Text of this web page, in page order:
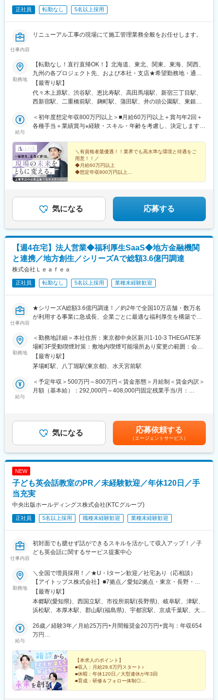
・インフラ環境（実行環境）：Salesforce Commerce Cloud、
Salesforce Platform、Node.js、AWS、GCP
・IDE/統合開発環境：VSCode
・ソースコード管理ツール：BitBucket、GitHub
・その他ツール（案件による）：Microsoft365、Teams、
■募集背景：
当部署はECサイト構築を中心に事業展開しており、現在国内だけ
でなく海外展開を図る新規案件が増えているため、体制強化のた
めの募集です。上場を目指しており、社全体としても事業・組織
て牽引いただける方をお待ちしています。
・東北～関東圏の方であれば基本フルリモート勤務が可能です。
お客様先でのプロジェクト管理など一部発生する場合もあります
が、勤務時間も自分の裁量で決められる点も多く働きやすい環境
です。
上長・同僚問わず気軽に何でも相談ができる社風です。
正社員 転勤なし 5名以上採用
仕事内容
リニューアル工事の現場にて施工管理業務全般をお任せします。
勤務地
【転勤なし！直行直帰OK！】北海道、東北、関東、東海、関西、
九州の各プロジェクト先、および本社・支店★希望勤務地・通勤
時間を考慮します。★転勤なし・直行直帰OK★U・Iターン歓迎！
住宅手当あり▼プロジェクト先■北海道（北海道）■東北（宮城）
■関東（東京、埼玉、千葉、神奈川など）■東海（愛知）■関西
ープレミアムビル5階▼支店・営業所■札幌営業所北海道札幌市白
石区本通南3-2-8 島田ビル5階■東北支店宮城県仙台市泉区泉中央
2993-2■名古屋営業所愛知県名古屋市東区葵1-14-13アーク新栄ビ
ル10階■九州営業所福岡県福岡市中央区天神4-1-28天神リベラ703
【最寄り駅】
代々木上原駅、渋谷駅、恵比寿駅、高田馬場駅、新宿三丁目駅、
西新宿駅、二重橋前駅、麹町駅、蒲田駅、井の頭公園駅、東銀座
船堀駅、押上駅、木場駅(東京都)、清澄白河駅、有楽町駅、豊洲
駅、南砂町駅、三田駅(東京都)、森下駅(東京都)、高輪台駅、新木
駅、テレコムセンター駅、六本木駅、田町駅(東京都)、白金高輪
駅、高輪ゲートウェイ駅、神谷町駅、外苑前駅、国立駅、南新宿
駅、初台駅、千駄ケ谷駅、曙橋駅、国立競技場駅、四谷三丁目
駅、西荻窪駅、富士見ケ丘駅、荻窪駅、神保町駅、淡路町駅、市
ケ谷駅、九段下駅、上野御徒町駅、昭和島駅、池上駅、糀谷駅、
新富町駅(東京都)、勝どき駅、京橋駅(東京都)、新中野駅、京王八
王子駅、武蔵五日市駅、西台駅、本蓮沼駅、大森海岸駅、青物横
駅、横浜駅、桜木町駅、二俣新町駅、松戸新田駅、松飛台駅、ス
ポーツセンター駅、みつわ台駅、蘇我駅、海浜幕張駅、前原駅、
船橋日大前駅、柏駅、柏の葉キャンパス駅、新千葉駅、京成稲毛
駅、新八柱駅、大宮駅(埼玉県)、南浦和駅、さいたま新都心駅、北
浦和駅、浦和駅、和光市駅、川口元郷駅、西川口駅、東川口駅、
朝霞駅、新越谷駅、川越駅、蕨駅、志木駅、所沢駅、草加駅、上
尾駅、大阪難波駅、淀屋橋駅、渡辺橋駅、沢ノ町駅、我孫子町
駅、平林駅(大阪府)、中ふ頭駅、ポートタウン東駅、トレードセン
ター前駅、西大橋駅、肥後橋駅、阿波座駅、北浜駅(大阪府)、なん
ば駅(南海線)、天満橋駅、長堀橋駅、谷町六丁目駅、大阪ビジネス
駅、矢田駅(大阪府)、東部市場前駅、今川駅(大阪府)、出戸駅、中
津駅(大阪府・阪急線)、なにわ橋駅、天満駅、中津駅(地下鉄)、中
崎町駅、扇町駅(大阪府)、西梅田駅、大阪梅田駅(阪神線)、中村公
園駅、矢場町駅、いりなか駅、瑞穂区役所駅、日比野駅(名古屋市
町田駅、綾瀬駅、大手町駅(東京都)、中野駅(東京都)、大門駅(東京
都)、西日暮里駅、五反田駅、中目黒駅、泉岳寺駅、立川駅、小竹
大船駅、橋本駅(神奈川県)、上大岡駅、中央林間駅、センター南
駅、川崎駅、幕張本郷駅、稲毛駅、千葉駅、新松戸駅、浦安駅(千
葉県)、北習志野駅、京成船橋駅、京成津田沼駅、新浦安駅、新鎌
ケ谷駅、市川駅、舞浜駅、初石駅、南流山駅、本八幡駅(都営線)、
船橋駅、西船橋駅、久喜駅、川口駅、南越谷駅、天下茶屋駅、伏
戎駅、鶴橋駅、京橋駅(大阪府)、南方駅(大阪府)、金山駅(愛知
県)、国際センター駅、谷津駅、流山おおたかの森駅、藤沢駅、富
田駅(大阪府)、上牧駅(大阪府)、摂津富田駅、高槻駅、高槻市駅、
天王寺駅、新今宮駅、本町駅、江坂駅、弁天町駅、西九条駅、千
里中央駅(北大阪急行)、茨木駅、三国ケ丘駅(大阪府)、南森町駅、
森ノ宮駅、枚方市駅、豊橋駅、刈谷駅、星ケ丘駅(愛知県)、ＪＲ難
波駅、中百舌鳥駅、大阪駅、新大阪駅、北新地駅、大阪阿部野橋
駅、博多駅、天神駅、福岡空港駅(鉄道)、天神南駅、千早駅、西１
１丁目駅、札幌駅、西１８丁目駅、琴似駅(函館本線)、麻生駅、平
駅、米沢駅、福島駅(福島県)、郡山駅(福島県)、さっぽろ駅、白石
駅(札幌市営)、新札幌駅、新千歳空港駅(鉄道)、北参道駅、青井
駅、浜松町駅、西日暮里駅(舎人ライナー)、大崎広小路駅、祐天寺
駅、江古田駅、二子新地駅、阿倍野駅(地下鉄)、鴫野駅、西中島南
方駅、丸の内駅(愛知県)、東別院駅、名鉄名古屋駅、新今宮駅前
天満宮駅、玉造駅、宮之阪駅、新豊橋駅、なんば駅(地下鉄)、なか
もず駅、祇園駅(福岡県)、西鉄福岡駅、西鉄千早駅、西１５丁目
駅、竹橋駅、御成門駅、新桜台駅、梅田駅(地下鉄)、蒲生四丁目
駅、近鉄名古屋駅、天王寺駅前駅、動物園前駅、駅前駅、香椎宮
前駅、中央区役所前駅、北１２条駅、大通駅
給与
＜初年度想定年収800万円以上＞■月給60万円以上＋賞与年2回＋
各種手当＋業績賞与※経験・スキル・年齢を考慮し、決定します。
みます。超過分は別途支給します。※前職給与保証について：年
齢、経験、能力、適性を考慮して、支給額を決定します。＜資格
保有者の年収例＞1100万円／１級建築施工管理技士1100万円／１
級建築士
＼有資格者最優遇！！業界でも高水準な環境と待遇をご
用意！！／
◆月給60万円以上
◆想定年収800万円以上
◆明確な評価制度で着実に昇給
気になる 応募する
【週4在宅】法人営業◆福利厚生SaaS◆地方金融機関
と連携／地方創生／シリーズAで総額3.6億円調達
株式会社Ｌｅａｆｅａ
正社員 転勤なし 5名以上採用 業種未経験歓迎
仕事内容
★シリーズA総額3.6億円調達！／約2年で全国10万店舗・数万名
が利用する事業に急成長、企業ごとに最適な福利厚生を構築でき
★全国の地方金融機関と連携し、地方活性化を推進
★Forbes JAPAN「時代を担う新星たち 2026年注目の日本発スタ
ートアップ100選」に選出
数億円の資金調達を経た成長フェーズにおいて、パートナーセー
ルスをお任せいたします。
銀行員の育成や同行訪問を通じて中小企業への販売拡大を推進し
■業務詳細
（1）金融機関向けOEMサービスの拡販
・金融機関、HR SaaS企業等と連携した提案機会の創出
・販促施策の企画・実行
・営業同行／共同提案による受注率向上支援
（4）中長期的な新規事業開発
の解決に向けた事業開発
■組織構成：約20名(20代～40代)
金融、サッカー選手、デリバリーサービス企業、上場SaaS企業で
アライアンスセールスを担っていたメンバーなど在籍。
持った活動ができることが魅力です。
先輩社員への同行やマネジメントとのロープレを通じて業務を習
得いただきます。知識を身につけながら経験を積み、2週間～1か
月程度での独り立ちを目指していただくイメージです。
■同社
勤務地
＜勤務地詳細＞本社住所：東京都中央区新川1-10-3 THEGATE茅
場町3F受動喫煙対策：敷地内喫煙可能場所あり変更の範囲：会社
の定める事業所（リモートワーク含む）
【最寄り駅】
茅場町駅、八丁堀駅(東京都)、水天宮前駅
給与
＜予定年収＞500万円～800万円＜賃金形態＞月給制＜賃金内訳＞
月額（基本給）：292,000円～408,000円固定残業手当/月：
出張手当：1泊あたり3,000円支給いたします。賃金はあくまでも
目安の金額であり、選考を通じて上下する可能性があります。月
給(月額)は固定手当を含めた表記です。
気になる 応募依頼する
（エージェントサービス）
NEW
子ども英会話教室のPR／未経験歓迎／年休120日／手
当充実
中央出版ホールディングス株式会社(KTCグループ)
正社員 5名以上採用 職種未経験歓迎 業種未経験歓迎
仕事内容
初対面でも臆せず話ができるスキルを活かして収入アップ！／子
ども英会話に関するサービス提案中心
勤務地
＼全国で増員採用！／★U・Iターン歓迎／社宅あり（応相談）
【アイトップス株式会社】■7拠点／愛知2拠点・東京・長野・岐
阜・三重・静岡■本社／東京都立川市錦町3-6-6【株式会社ティル
ウィンド】■10拠点／神奈川2拠点・埼玉2拠点・福島・栃木・千
葉・新潟・茨城・静岡■本社／埼玉県さいたま市大宮区下町1-
石川・香川・富山■本社／大阪府大阪市淀川区西中島4-13-22【株
式会社タップカンパニー】■6拠点／福岡・大分・熊本・鹿児島・
ー株式会社】■4拠点／兵庫・広島・岡山・愛媛■本社／広島市中
区舟入町2-20【パスウェイ株式会社】■5拠点／北海道・青森・岩
手・宮城・山形■本社／宮城県仙台市青葉区柏木一丁目2番45号※
本人の意思に反した一方的な転勤指示なし（相談・合意の上での
転勤の可能性あり）※希望があればエリア外へ転勤可※各グループ
【最寄り駅】
本郷駅(愛知県)、西国立駅、市役所前駅(長野県)、岐阜駅、津駅、
浜松駅、本厚木駅、郡山駅(福島県)、宇都宮駅、京成千葉駅、大宮
駅(京都市営)、西中島南方駅、和歌山市駅、金沢駅、栗林公園北口
駅、県庁前駅(富山県)、天王寺駅、博多駅、大分駅、水道町駅、都
駅、中央区役所前駅、青森駅、上盛岡駅、北四番丁駅、山形駅、
立川南駅、長野駅、新浜松駅、千葉中央駅、上熊谷駅、南方駅(大
阪府)、栗林公園駅、新富町駅(富山県)、天王寺駅前駅、通町筋
駅、中洲通駅、小網町駅、城下駅(岡山県)、市役所前駅(愛媛県)、
資生館小学校前駅、北仙台駅、立川駅、権堂駅、第一通り駅、千
給与
26歳／経験3年／月給25万円+月間報奨金20万円+賞与：年収654
万円
万円
【本求人のポイント】
■収入：月給28.6万円スタート♪
■休暇：年休120日／大型連休が年3回
■育成：研修＆フォロー体制◎